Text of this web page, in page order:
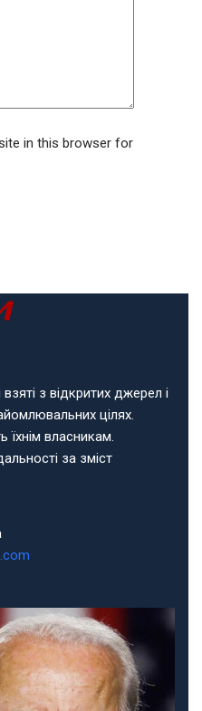
in this browser for
з відкритих джерел і
цілях.
їхнім власникам.
за зміст